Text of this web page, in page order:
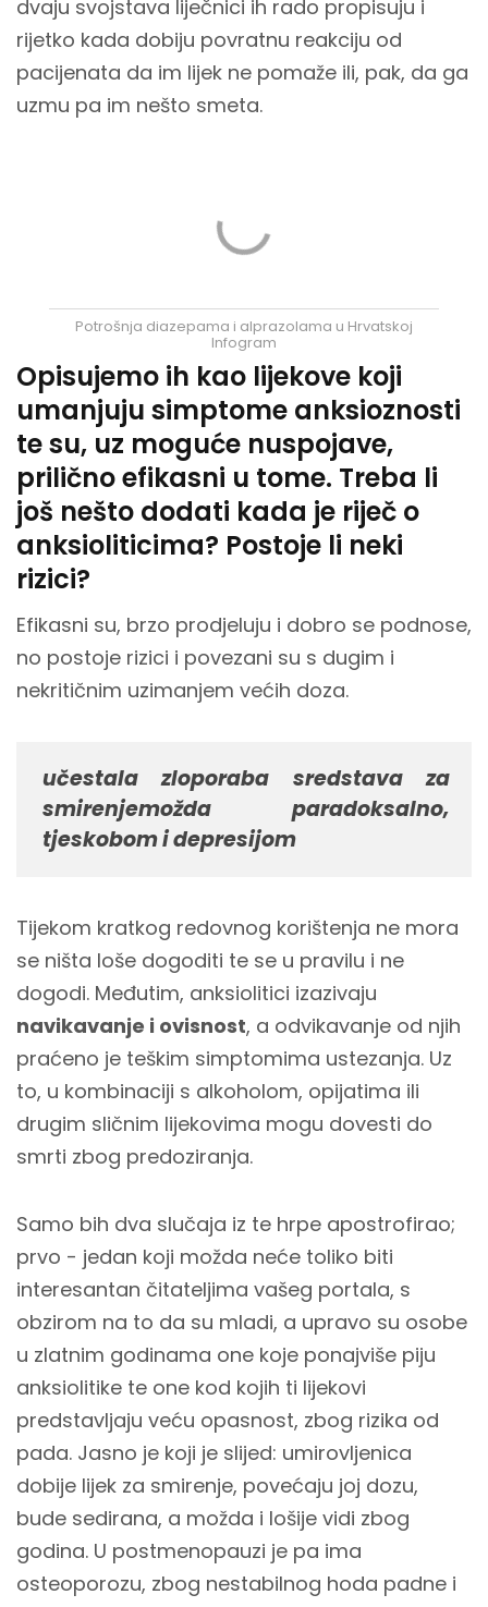
dvaju svojstava liječnici ih rado propisuju i
rijetko kada dobiju povratnu reakciju od
pacijenata da im lijek ne pomaže ili, pak, da ga
uzmu pa im nešto smeta.
Potrošnja diazepama i alprazolama u Hrvatskoj
Infogram
Opisujemo ih kao lijekove koji
umanjuju simptome anksioznosti
te su, uz moguće nuspojave,
prilično efikasni u tome. Treba li
još nešto dodati kada je riječ o
anksioliticima? Postoje li neki
rizici?
Efikasni su, brzo prodjeluju i dobro se podnose,
no postoje rizici i povezani su s dugim i
nekritičnim uzimanjem većih doza.
učestala zloporaba sredstava za
smirenjemožda paradoksalno,
tjeskobom i depresijom
Tijekom kratkog redovnog korištenja ne mora
se ništa loše dogoditi te se u pravilu i ne
dogodi. Međutim, anksiolitici izazivaju
navikavanje i ovisnost, a odvikavanje od njih
praćeno je teškim simptomima ustezanja. Uz
to, u kombinaciji s alkoholom, opijatima ili
drugim sličnim lijekovima mogu dovesti do
smrti zbog predoziranja.
Samo bih dva slučaja iz te hrpe apostrofirao;
prvo - jedan koji možda neće toliko biti
interesantan čitateljima vašeg portala, s
obzirom na to da su mladi, a upravo su osobe
u zlatnim godinama one koje ponajviše piju
anksiolitike te one kod kojih ti lijekovi
predstavljaju veću opasnost, zbog rizika od
pada. Jasno je koji je slijed: umirovljenica
dobije lijek za smirenje, povećaju joj dozu,
bude sedirana, a možda i lošije vidi zbog
godina. U postmenopauzi je pa ima
osteoporozu, zbog nestabilnog hoda padne i